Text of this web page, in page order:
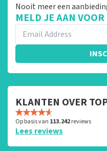
Nooit meer een
MELD JE AAN
KLANTEN OVER
Op basis van 113.242reviews
Lees reviews